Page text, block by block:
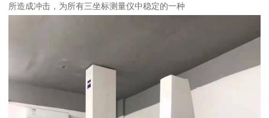
所造成冲击，为所有三坐标测量仪中稳定的一种